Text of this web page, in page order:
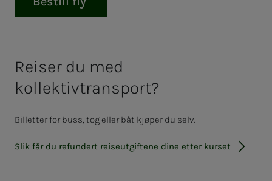
Reiser du med
kollektivtransport?
Billetter for buss, tog eller båt kjøper du selv.
Slik får du refundert reiseutgiftene dine etter kurset